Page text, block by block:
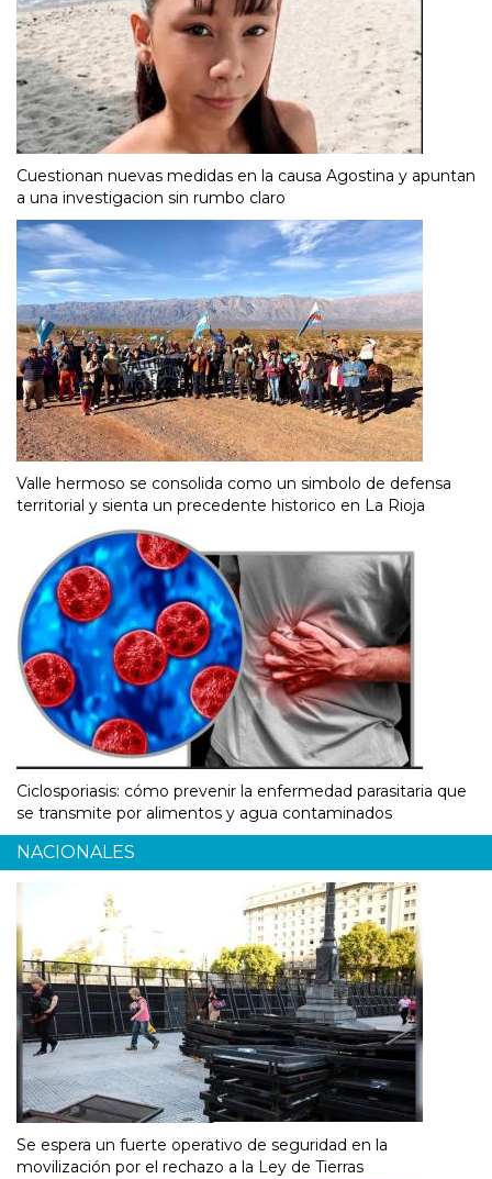
Cuestionan nuevas medidas en la causa Agostina y apuntan
a una investigacion sin rumbo claro
Valle hermoso se consolida como un simbolo de defensa
territorial y sienta un precedente historico en La Rioja
Ciclosporiasis: cómo prevenir la enfermedad parasitaria que
se transmite por alimentos y agua contaminados
NACIONALES
Se espera un fuerte operativo de seguridad en la
movilización por el rechazo a la Ley de Tierras